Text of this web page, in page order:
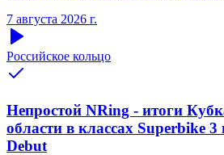
7 августа 2026 г.
Российское кольцо
Непростой NRing - итоги
области в классах Superbike
Debut